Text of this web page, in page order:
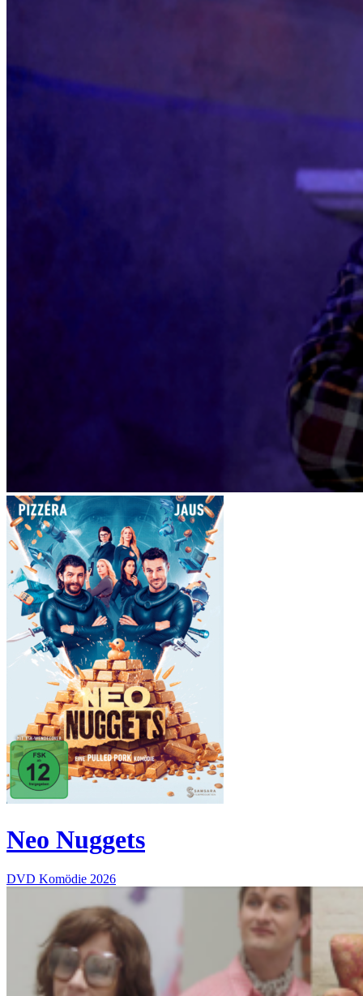
Neo Nuggets
DVD Komödie 2026